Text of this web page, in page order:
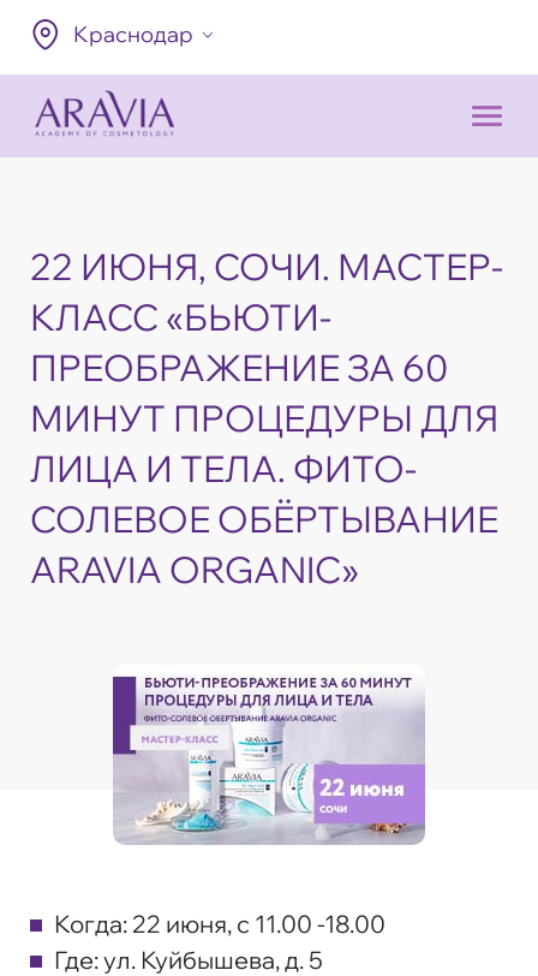
Краснодар
22 ИЮНЯ, СОЧИ. МАСТЕР-
КЛАСС «БЬЮТИ-
ПРЕОБРАЖЕНИЕ ЗА 60
МИНУТ ПРОЦЕДУРЫ ДЛЯ
ЛИЦА И ТЕЛА. ФИТО-
СОЛЕВОЕ ОБЁРТЫВАНИЕ
ARAVIA ORGANIC»
Когда: 22 июня, с 11.00 -18.00
Где:ул. Куйбышева, д. 5